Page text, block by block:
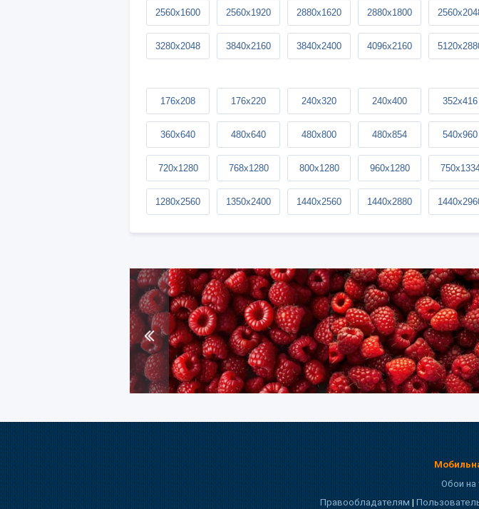
2560x1600 2560x1920 2880x1620 2880x1800
3280x2048 3840x2160 3840x2400 4096x2160
176x208 176x220 240x320 240x400 352x416
360x640 480x640 480x800 480x854 540x960
720x1280 768x1280 800x1280 960x1280
1280x2560 1350x2400 1440x2560 1440x2880
Обои на
Правообладателям|